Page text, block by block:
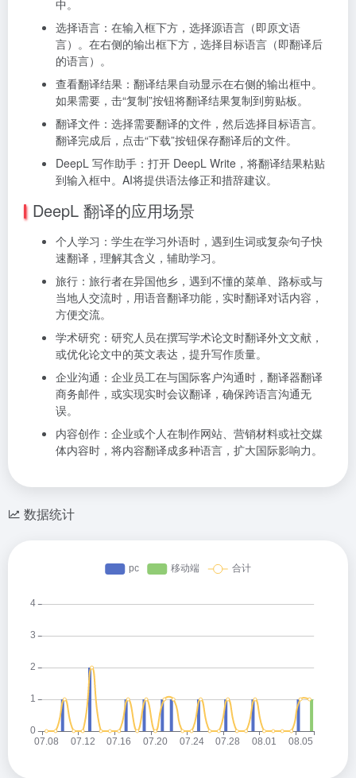
中。
选择语言：在输入框下方，选择源语言（即原文语
言）。在右侧的输出框下方，选择目标语言（即翻译后
的语言）。
查看翻译结果：翻译结果自动显示在右侧的输出框中。
如果需要，击“复制”按钮将翻译结果复制到剪贴板。
翻译文件：选择需要翻译的文件，然后选择目标语言。
翻译完成后，点击“下载”按钮保存翻译后的文件。
DeepL 写作助手：打开 DeepL Write，将翻译结果粘贴
到输入框中。AI将提供语法修正和措辞建议。
DeepL 翻译的应用场景
个人学习：学生在学习外语时，遇到生词或复杂句子快
速翻译，理解其含义，辅助学习。
旅行：旅行者在异国他乡，遇到不懂的菜单、路标或与
当地人交流时，用语音翻译功能，实时翻译对话内容，
方便交流。
学术研究：研究人员在撰写学术论文时翻译外文文献，
或优化论文中的英文表达，提升写作质量。
企业沟通：企业员工在与国际客户沟通时，翻译器翻译
商务邮件，或实现实时会议翻译，确保跨语言沟通无
误。
内容创作：企业或个人在制作网站、营销材料或社交媒
体内容时，将内容翻译成多种语言，扩大国际影响力。
数据统计